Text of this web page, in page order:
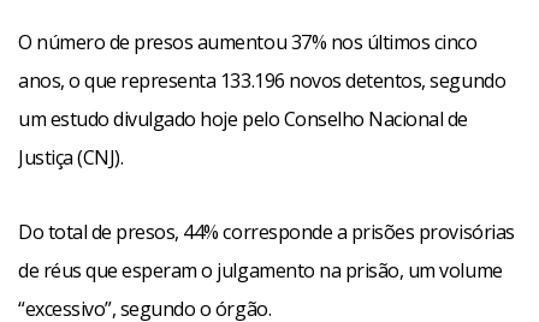
O número de presos aumentou 37% nos últimos cinco
anos, o que representa 133.196 novos detentos, segundo
um estudo divulgado hoje pelo Conselho Nacional de
Justiça (CNJ).
Do total de presos, 44% corresponde a prisões provisórias
de réus que esperam o julgamento na prisão, um volume
“excessivo”, segundo o órgão.